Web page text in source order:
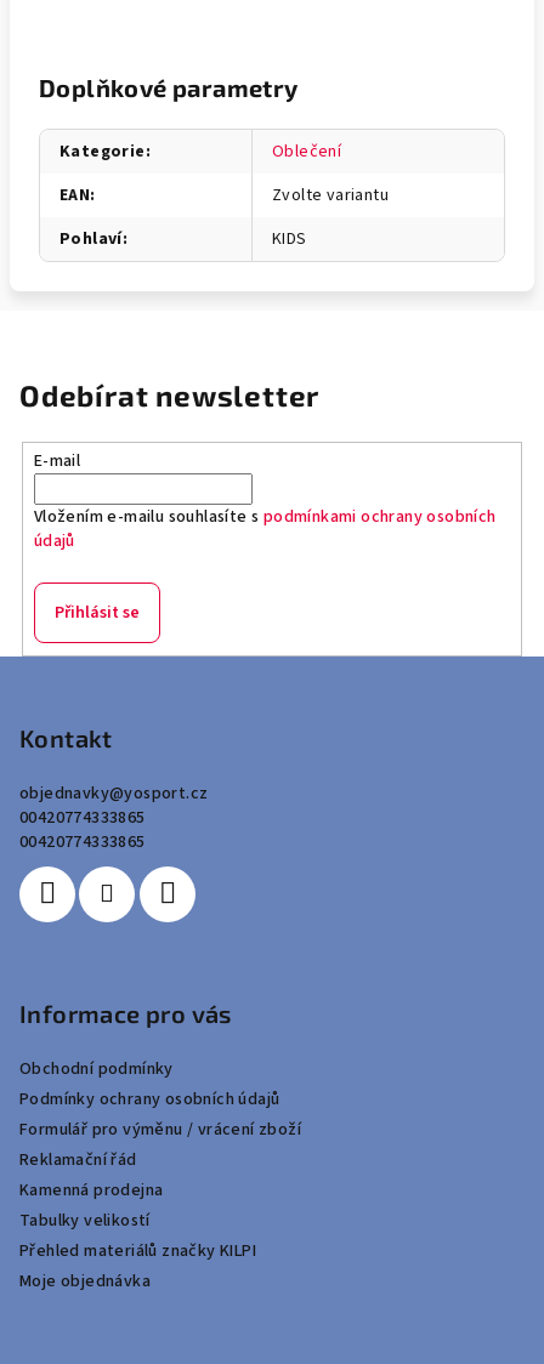
Doplňkové parametry
Kategorie:
Oblečení
EAN:
Zvolte variantu
Pohlaví: KIDS
Odebírat newsletter
E-mail
Vložením e-mailu souhlasíte s podmínkami ochrany osobních
údajů
Přihlásit se
Kontakt
objednavky@yosport.cz
00420774333865
00420774333865
Informace pro vás
Obchodní podmínky
Podmínky ochrany osobních údajů
Formulář pro výměnu / vrácení zboží
Reklamační řád
Kamenná prodejna
Tabulky velikostí
Přehled materiálů značky KILPI
Moje objednávka